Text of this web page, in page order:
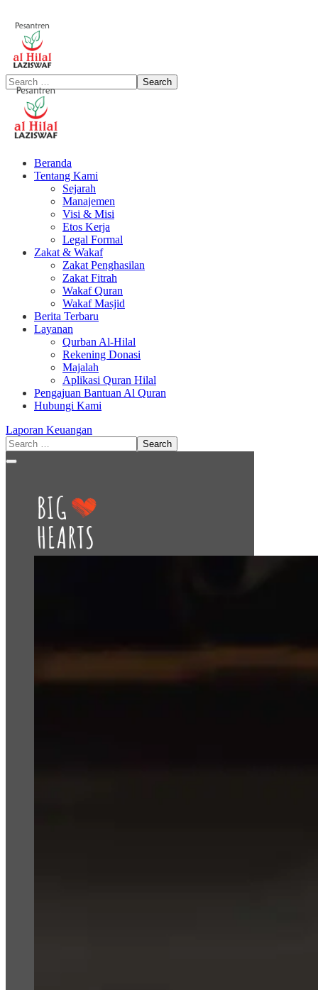
Beranda
Tentang Kami
Sejarah
Manajemen
Visi & Misi
Etos Kerja
Legal Formal
Zakat & Wakaf
Zakat Penghasilan
Zakat Fitrah
Wakaf Quran
Wakaf Masjid
Berita Terbaru
Layanan
Qurban Al-Hilal
Rekening Donasi
Majalah
Aplikasi Quran Hilal
Pengajuan Bantuan Al Quran
Hubungi Kami
Laporan Keuangan